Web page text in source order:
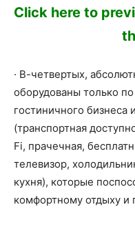
Click here to
· В-четвертых,
оборудованы только
гостиничного бизнеса
(транспортная
Fi, прачечная,
телевизор,
кухня), которые
комфортному отдыху